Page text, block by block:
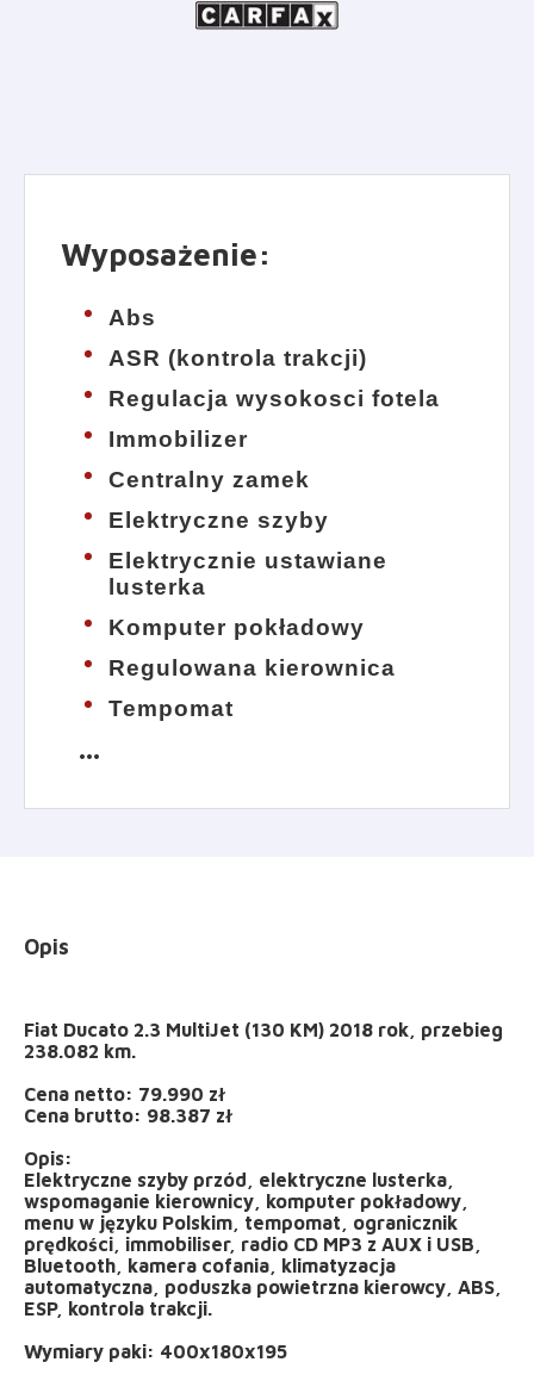
Wyposażenie:
Abs
ASR (kontrola trakcji)
Regulacja wysokosci fotela
Immobilizer
Centralny zamek
Elektryczne szyby
Elektrycznie ustawiane
lusterka
Komputer pokładowy
Regulowana kierownica
Tempomat
more_horiz
Opis
Fiat Ducato 2.3 MultiJet (130 KM) 2018 rok, przebieg
238.082 km.
Cena netto: 79.990 zł
Cena brutto: 98.387 zł
Opis:
Elektryczne szyby przód, elektryczne lusterka,
wspomaganie kierownicy, komputer pokładowy,
menu w języku Polskim, tempomat, ogranicznik
prędkości, immobiliser, radio CD MP3 z AUX i USB,
Bluetooth, kamera cofania, klimatyzacja
automatyczna, poduszka powietrzna kierowcy, ABS,
ESP, kontrola trakcji.
Wymiary paki: 400x180x195